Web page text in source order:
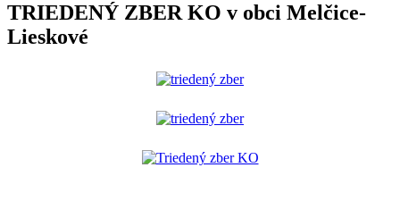
TRIEDENÝ ZBER KO v obci Melčice-
Lieskové